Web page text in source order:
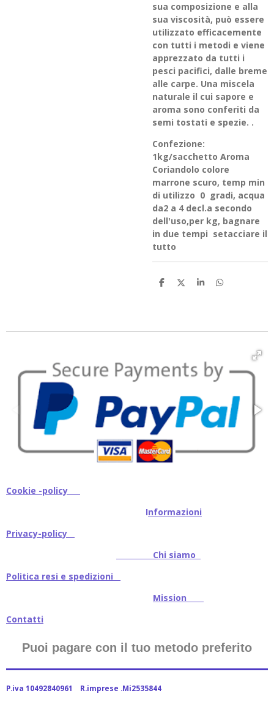
sua composizione e alla
sua viscosità, può essere
utilizzato efficacemente
con tutti i metodi e viene
apprezzato da tutti i
pesci pacifici, dalle breme
alle carpe. Una miscela
naturale il cui sapore e
aroma sono conferiti da
semi tostati e spezie. .
Confezione:
1kg/sacchetto Aroma
Coriandolo colore
marrone scuro, temp min
di utilizzo 0 gradi, acqua
da2 a 4 decl.a secondo
dell'uso,per kg, bagnare
in due tempi setacciare il
tutto
C
v
C
v
C
v
C
v
Cookie -policy
Informazioni
Privacy-policy
Chi siamo
Politica resi e spedizioni
Mission
Contatti
Puoi pagare con il tuo metodo preferito
P.iva 10492840961 R.imprese .Mi2535844